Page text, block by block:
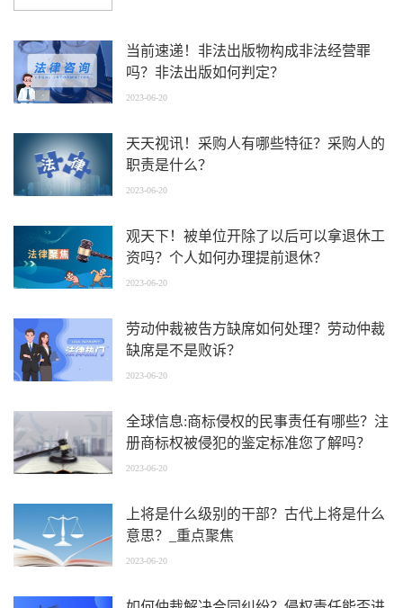
当前速递！非法出版物构成非法经营罪
吗？非法出版如何判定？
2023-06-20
天天视讯！采购人有哪些特征？采购人的
职责是什么？
2023-06-20
观天下！被单位开除了以后可以拿退休工
资吗？个人如何办理提前退休？
2023-06-20
劳动仲裁被告方缺席如何处理？劳动仲裁
缺席是不是败诉？
2023-06-20
全球信息:商标侵权的民事责任有哪些？注
册商标权被侵犯的鉴定标准您了解吗？
2023-06-20
上将是什么级别的干部？古代上将是什么
意思？_重点聚焦
2023-06-20